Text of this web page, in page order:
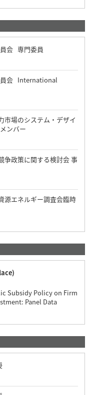
会 専門委員
員会 International
場のシステム・デザイ
ンバー
争政策に関する検討会 事
源エネルギー調査会臨時
Subsidy Policy on Firm
Panel Data